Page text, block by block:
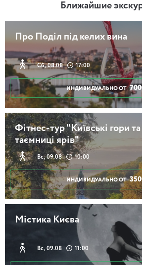
Ближайшие
Про Поділ під келих вина
Сб, 08.08 17:00
ИНДИВИДУАЛЬНО ОТ
Фітнес-тур "Київські гори та
таємниці ярів"
Вс, 09.08 10:00
ИНДИВИДУАЛЬНО ОТ
Містика Києва
Вс, 09.08 11:00